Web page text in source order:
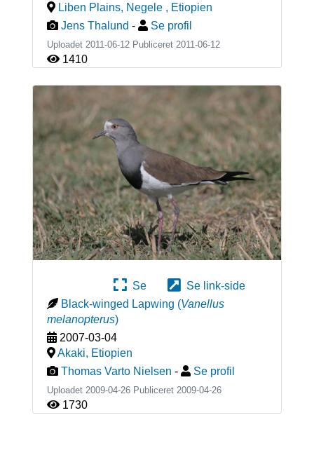
Liben Plains, Negele , Etiopien
Jens Thalund - Se profil
Uploadet 2011-06-12 Publiceret 2011-06-12
1410
Se
Se link-side
Black-winged Lapwing (Vanellus
melanopterus)
2007-03-04
Akaki, Etiopien
Thomas Varto Nielsen - Se profil
Uploadet 2009-04-26 Publiceret 2009-04-26
1730